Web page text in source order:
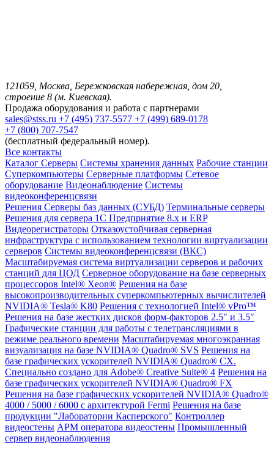
121059, Москва, Бережковская набережная, дом 20,
строение 8 (м. Киевская).
Продажа оборудования и работа с партнерами
sales@stss.ru +7 (495) 737-5577 +7 (499) 689-0178
+7 (800) 707-7547
(бесплатный федеральный номер).
Все контакты
Каталог Серверы Системы хранения данных Рабочие станции
Суперкомпьютеры Серверные платформы Сетевое
оборудование Видеонаблюдение Системы
видеоконференцсвязи
Решения Серверы баз данных (СУБД) Терминальные серверы
Решения для сервера 1С Предприятие 8.x и ERP
Видеорегистраторы Отказоустойчивая серверная
инфраструктура с использованием технологии виртуализации
серверов Системы видеоконференцсвязи (ВКС)
Масштабируемая система виртуализации серверов и рабочих
станций для ЦОД Серверное оборудование на базе серверных
процессоров Intel® Xeon® Решения на базе
высокопроизводительных суперкомпьютерных вычислителей
NVIDIA® Tesla® K80 Решения с технологией Intel® vPro™
Решения на базе жестких дисков форм-факторов 2.5" и 3.5"
Графические станции для работы с телетрансляциями в
режиме реального времени Масштабируемая многоэкранная
визуализация на базе NVIDIA® Quadro® SVS Решения на
базе графических ускорителей NVIDIA® Quadro® CX.
Специально создано для Adobe® Creative Suite® 4 Решения на
базе графических ускорителей NVIDIA® Quadro® FX
Решения на базе графических ускорителей NVIDIA® Quadro®
4000 / 5000 / 6000 с архитектурой Fermi Решения на базе
продукции "Лаборатории Касперского" Контроллер
видеостены АРМ оператора видеостены Промышленный
сервер видеонаблюдения